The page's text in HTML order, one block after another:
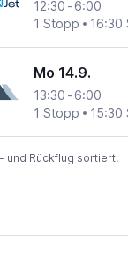
12:30 - 6:00
1 Stopp
16:30
Mo 14.9.
13:30 - 6:00
1 Stopp
15:30
und Rückflug sortiert.